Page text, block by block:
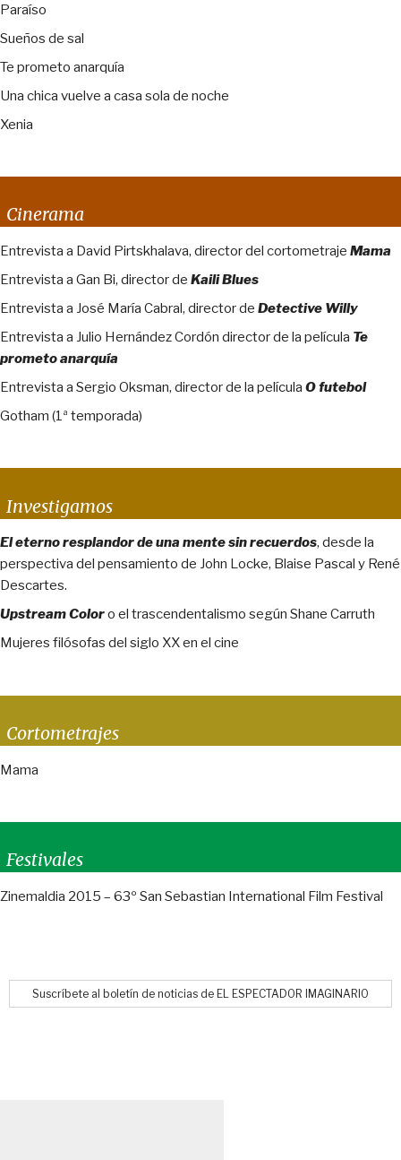
Paraíso
Sueños de sal
Te prometo anarquía
Una chica vuelve a casa sola de noche
Xenia
Cinerama
Entrevista a David Pirtskhalava, director del cortometraje Mama
Entrevista a Gan Bi, director de Kaili Blues
Entrevista a José María Cabral, director de Detective Willy
Entrevista a Julio Hernández Cordón director de la película Te
prometo anarquía
Entrevista a Sergio Oksman, director de la película O futebol
Gotham (1ª temporada)
Investigamos
El eterno resplandor de una mente sin recuerdos, desde la
perspectiva del pensamiento de John Locke, Blaise Pascal y René
Descartes.
Upstream Coloro el trascendentalismo según Shane Carruth
Mujeres filósofas del siglo XX en el cine
Cortometrajes
Mama
Festivales
Zinemaldia 2015 – 63º San Sebastian International Film Festival
Suscríbete al boletín de noticias de EL ESPECTADOR IMAGINARIO